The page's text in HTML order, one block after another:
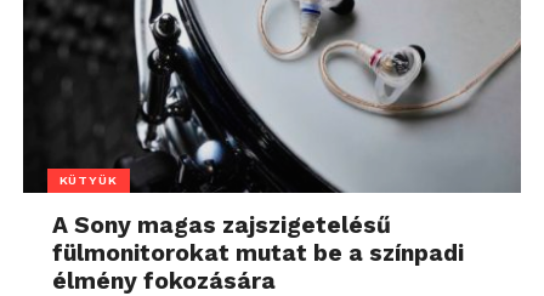
KÜTYÜK
A Sony magas zajszigetelésű
fülmonitorokat mutat be a színpadi
élmény fokozására